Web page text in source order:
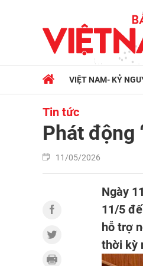
VIỆT NAM- KỶ
Tin tức
Phát động
11/05/2026
Ngày
11/5
hỗ trợ
thời kỳ